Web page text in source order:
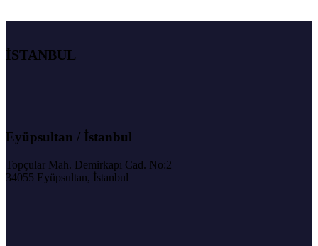
İSTANBUL
Eyüpsultan / İstanbul
Topçular Mah. Demirkapı Cad. No:2
34055 Eyüpsultan, İstanbul